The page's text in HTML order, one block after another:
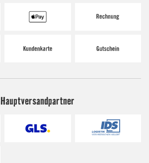
Hauptversandpartner